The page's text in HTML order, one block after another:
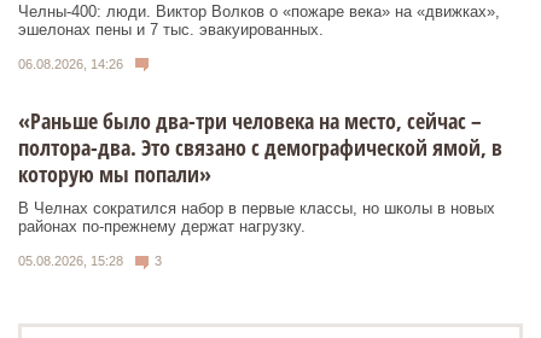
Челны-400: люди. Виктор Волков о «пожаре века» на «движках»,
эшелонах пены и 7 тыс. эвакуированных.
06.08.2026, 14:26
«Раньше было два-три человека на место, сейчас –
полтора-два. Это связано с демографической ямой, в
которую мы попали»
В Челнах сократился набор в первые классы, но школы в новых
районах по-прежнему держат нагрузку.
05.08.2026, 15:28 3